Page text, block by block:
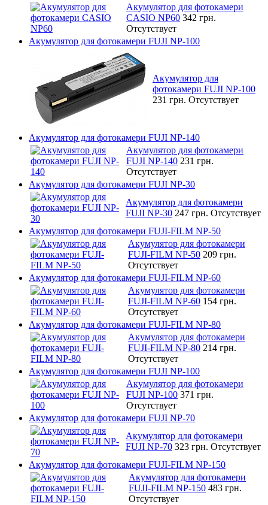
Акумулятор для фотокамери
CASIO NP60 342 грн.
Отсутствует
Акумулятор для фотокамери FUJI NP-100
Акумулятор для
фотокамери FUJI NP-100
231 грн. Отсутствует
Акумулятор для фотокамери FUJI NP-140
Акумулятор для фотокамери
FUJI NP-140 231 грн.
Отсутствует
Акумулятор для фотокамери FUJI NP-30
Акумулятор для фотокамери
FUJI NP-30 247 грн. Отсутствует
Акумулятор для фотокамери FUJI-FILM NP-50
Акумулятор для фотокамери
FUJI-FILM NP-50 209 грн.
Отсутствует
Акумулятор для фотокамери FUJI-FILM NP-60
Акумулятор для фотокамери
FUJI-FILM NP-60 154 грн.
Отсутствует
Акумулятор для фотокамери FUJI-FILM NP-80
Акумулятор для фотокамери
FUJI-FILM NP-80 214 грн.
Отсутствует
Акумулятор для фотокамери FUJI NP-100
Акумулятор для фотокамери
FUJI NP-100 371 грн.
Отсутствует
Акумулятор для фотокамери FUJI NP-70
Акумулятор для фотокамери
FUJI NP-70 323 грн. Отсутствует
Акумулятор для фотокамери FUJI-FILM NP-150
Акумулятор для фотокамери
FUJI-FILM NP-150 483 грн.
Отсутствует